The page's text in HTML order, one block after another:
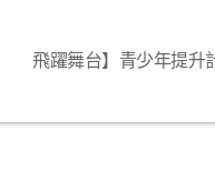
飛躍舞台】青少年提升